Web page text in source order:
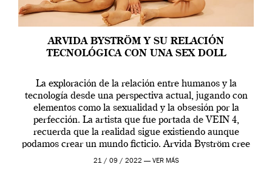
ARVIDA BYSTRÖM Y SU RELACIÓN
TECNOLÓGICA CON UNA SEX DOLL
La exploración de la relación entre humanos y la
tecnología desde una perspectiva actual, jugando con
elementos como la sexualidad y la obsesión por la
perfección. La artista que fue portada de VEIN 4,
recuerda que la realidad sigue existiendo aunque
podamos crear un mundo ficticio. Arvida Byström cree
que los humanos tienen un complejo […]
21 / 09 / 2022 — VER MÁS